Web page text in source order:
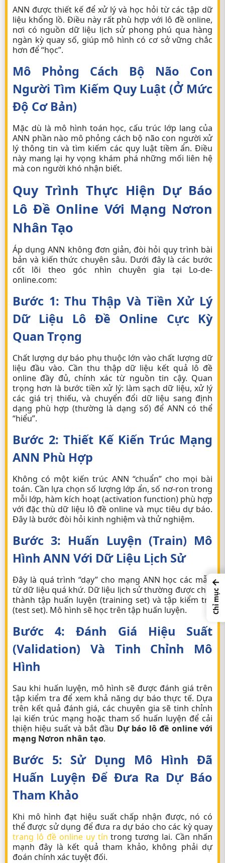
ANN được thiết kế để xử lý và học hỏi từ các tập dữ
liệu khổng lồ. Điều này rất phù hợp với lô đề online,
nơi có nguồn dữ liệu lịch sử phong phú qua hàng
ngàn kỳ quay số, giúp mô hình có cơ sở vững chắc
hơn để “học”.
Mô Phỏng Cách Bộ Não Con
Người Tìm Kiếm Quy Luật (Ở Mức
Độ Cơ Bản)
Mặc dù là mô hình toán học, cấu trúc lớp lang của
ANN phần nào mô phỏng cách bộ não con người xử
lý thông tin và tìm kiếm các quy luật tiềm ẩn. Điều
này mang lại hy vọng khám phá những mối liên hệ
mà con người khó nhận biết.
Quy Trình Thực Hiện Dự Báo
Lô Đề Online Với Mạng Nơron
Nhân Tạo
Áp dụng ANN không đơn giản, đòi hỏi quy trình bài
bản và kiến thức chuyên sâu. Dưới đây là các bước
cốt lõi theo góc nhìn chuyên gia tại Lo-de-
online.com:
Bước 1: Thu Thập Và Tiền Xử Lý
Dữ Liệu Lô Đề Online Cực Kỳ
Quan Trọng
Chất lượng dự báo phụ thuộc lớn vào chất lượng dữ
liệu đầu vào. Cần thu thập dữ liệu kết quả lô đề
online đầy đủ, chính xác từ nguồn tin cậy. Quan
trọng hơn là bước tiền xử lý: làm sạch dữ liệu, xử lý
các giá trị thiếu, và chuyển đổi dữ liệu sang định
dạng phù hợp (thường là dạng số) để ANN có thể
“hiểu”.
Bước 2: Thiết Kế Kiến Trúc Mạng
ANN Phù Hợp
Không có một kiến trúc ANN “chuẩn” cho mọi bài
toán. Cần lựa chọn số lượng lớp ẩn, số nơ-ron trong
mỗi lớp, hàm kích hoạt (activation function) phù hợp
với đặc thù dữ liệu lô đề online và mục tiêu dự báo.
Đây là bước đòi hỏi kinh nghiệm và thử nghiệm.
Bước 3: Huấn Luyện (Train) Mô
Hình ANN Với Dữ Liệu Lịch Sử
Đây là quá trình “dạy” cho mạng ANN học các mẫu
từ dữ liệu quá khứ. Dữ liệu lịch sử thường được chia
thành tập huấn luyện (training set) và tập kiểm tra
(test set). Mô hình sẽ học trên tập huấn luyện.
Bước 4: Đánh Giá Hiệu Suất
(Validation) Và Tinh Chỉnh Mô
Hình
Sau khi huấn luyện, mô hình sẽ được đánh giá trên
tập kiểm tra để xem khả năng dự báo thực tế. Dựa
trên kết quả đánh giá, các chuyên gia sẽ tinh chỉnh
lại kiến trúc mạng hoặc tham số huấn luyện để cải
thiện hiệu suất và bắt đầu Dự báo lô đề online với
mạng Nơron nhân tạo.
Bước 5: Sử Dụng Mô Hình Đã
Huấn Luyện Để Đưa Ra Dự Báo
Tham Khảo
Khi mô hình đạt hiệu suất chấp nhận được, nó có
thể được sử dụng để đưa ra dự báo cho các kỳ quay
trang lô đề online uy tín trong tương lai. Cần nhấn
mạnh đây là kết quảtham khảo, không phải dự
đoán chính xác tuyệt đối.
←
Chỉ mục